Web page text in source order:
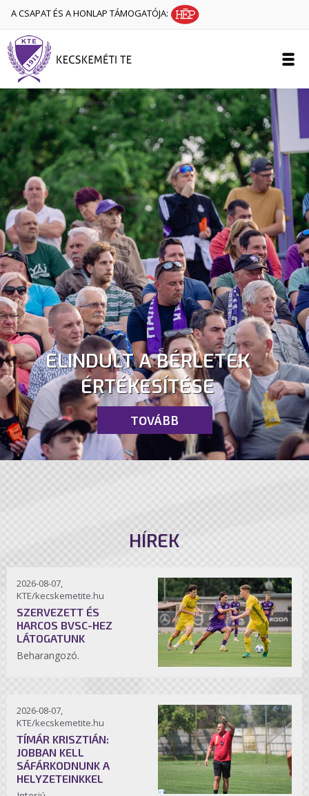
A CSAPAT ÉS A HONLAP TÁMOGATÓJA:
ELINDULT A BÉRLETEK
ÉRTÉKESÍTÉSE
TOVÁBB
HÍREK
2026-08-07,
KTE/kecskemetite.hu
SZERVEZETT ÉS
HARCOS BVSC-HEZ
LÁTOGATUNK
Beharangozó.
2026-08-07,
KTE/kecskemetite.hu
TÍMÁR KRISZTIÁN:
JOBBAN KELL
SÁFÁRKODNUNK A
HELYZETEINKKEL